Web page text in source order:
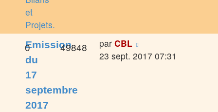
et
Projets.
Emission
du
17
septembre
2017
0 49848 par CBL
23 sept. 2017 07:31